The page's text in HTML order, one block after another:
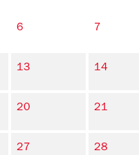
6 7
13 14
20 21
27 28